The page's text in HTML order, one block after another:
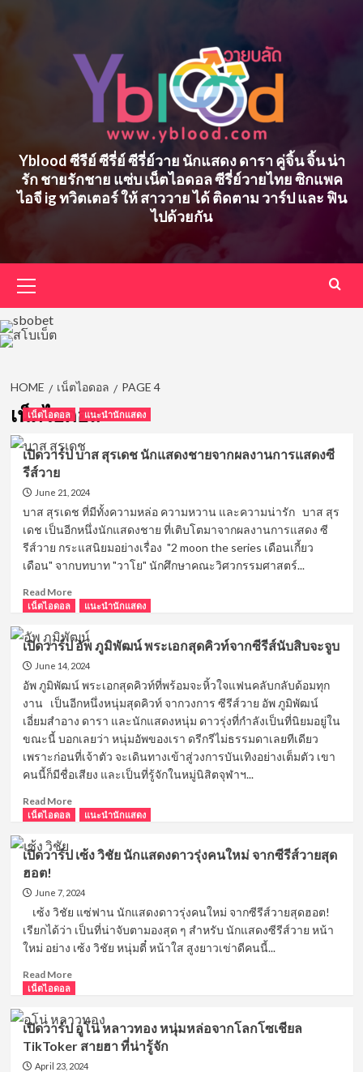
Yblood ซีรีย์ ซีรี่ย์ ซีรี่ย์วาย นักแสดง ดารา คู่จิ้น จิ้น น่า
รัก ชายรักชาย แซ่บ เน็ตไอดอล ซีรี่ย์วายไทย ซิกแพค
ไอจี ig ทวิตเตอร์ ให้ สาววาย ได้ ติดตาม วาร์ป และ ฟิน
ไปด้วยกัน
Menu
HOME เน็ตไอดอล PAGE 4
เน็ตไอดอล
เน็ตไอดอล แนะนำนักแสดง
เปิดวาร์ป บาส สุรเดช นักแสดงชายจากผลงานการแสดงซี
รีส์วาย
June 21, 2024
บาส สุรเดช ที่มีทั้งความหล่อ ความหวาน และความน่ารัก บาส สุร
เดช เป็นอีกหนึ่งนักแสดงชาย ที่เติบโตมาจากผลงานการแสดง ซี
รีส์วาย กระแสนิยมอย่างเรื่อง "2 moon the series เดือนเกี้ยว
เดือน" จากบทบาท "วาโย" นักศึกษาคณะวิศวกรรมศาสตร์...
Read MoreRead
more
เปิด
วาร์
ป
บาส
สุร
นัก
แสดง
ชาย
จาก
งานการ
แสดง
รีส์
เน็ตไอดอล แนะนำนักแสดง
เปิดวาร์ป อัพ ภูมิพัฒน์ พระเอกสุดคิวท์จากซีรีส์นับสิบจะจูบ
June 14, 2024
อัพ ภูมิพัฒน์ พระเอกสุดคิวท์ที่พร้อมจะหิ้วใจแฟนคลับกลับด้อมทุก
งาน เป็นอีกหนึ่งหนุ่มสุดคิวท์ จากวงการ ซีรีส์วาย อัพ ภูมิพัฒน์
เอี่ยมสำอาง ดารา และนักแสดงหนุ่ม ดาวรุ่งที่กำลังเป็นที่นิยมอยู่ใน
ขณะนี้ บอกเลยว่า หนุ่มอัพของเรา ดรีกรีไม่ธรรมดาเลยทีเดียว
เพราะก่อนที่เจ้าตัว จะเดินทางเข้าสู่วงการบันเทิงอย่างเต็มตัว เขา
คนนี้ก็มีชื่อเสียง และเป็นที่รู้จักในหมู่นิสิตจุฬาฯ...
Read MoreRead
more
เปิด
วาร์
อัพ
พัฒน์
พระเอก
สุด
ท์
จาก
ซี
รีส์
นับ
สิบ
เน็ตไอดอล แนะนำนักแสดง
เปิดวาร์ป เซ้ง วิชัย นักแสดงดาวรุ่งคนใหม่ จากซีรีส์วายสุด
ฮอต!
June 7, 2024
เซ้ง วิชัย แซ่ฟาน นักแสดงดาวรุ่งคนใหม่ จากซีรีส์วายสุดฮอต!
เรียกได้ว่า เป็นที่น่าจับตามองสุด ๆ สำหรับ นักแสดงซีรีส์วาย หน้า
ใหม่ อย่าง เซ้ง วิชัย หนุ่มตี๋ หน้าใส สูงยาวเข่าดีคนนี้...
Read MoreRead
เปิด
วาร์
ป
เซ้ง
เน็ตไอดอล
เปิดวาร์ป อูโน่ หลาวทอง หนุ่มหล่อจากโลกโซเชียล
TikToker สายฮา ที่น่ารู้จัก
April 23, 2024